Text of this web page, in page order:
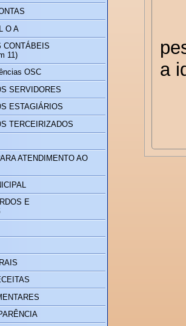
O A
CONTÁBEIS
11)
OSC
SERVIDORES
ESTAGIÁRIOS
TERCEIRIZADOS
ATENDIMENTO AO
E